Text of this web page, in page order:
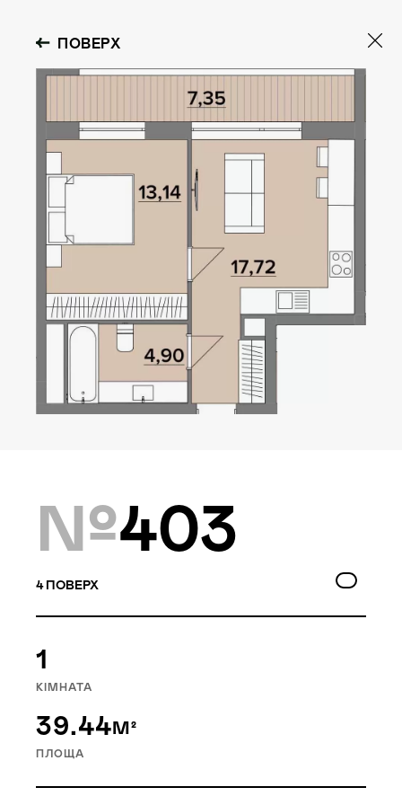
GOLOSEEV
HILLS
Проєктування
малоповерховий
будинків, об’єднаних
насиченою внутрішньою
інфраструктурою.
ПОВЕРХ
№403
4ПОВЕРХ
1
КІМНАТА
39.44М²
ПЛОЩА